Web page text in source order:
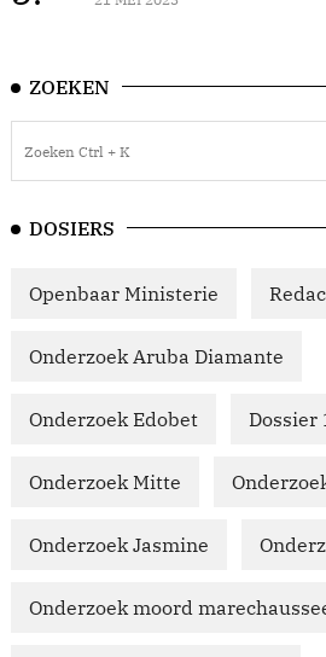
ZOEKEN
DOSIERS
Openbaar Ministerie
Onderzoek Aruba Diamante
Onderzoek Edobet Dossier
Onderzoek Mitte
Onderzoek Jasmine
Onderzoek moord